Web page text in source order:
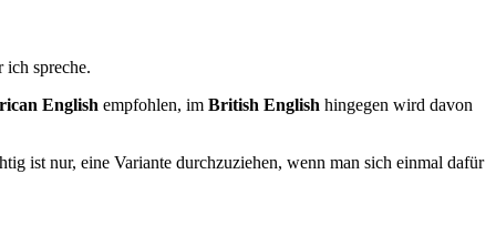
spreche.
English empfohlen, im British English hingegen wird davon
ist nur, eine Variante durchzuziehen, wenn man sich einmal dafür